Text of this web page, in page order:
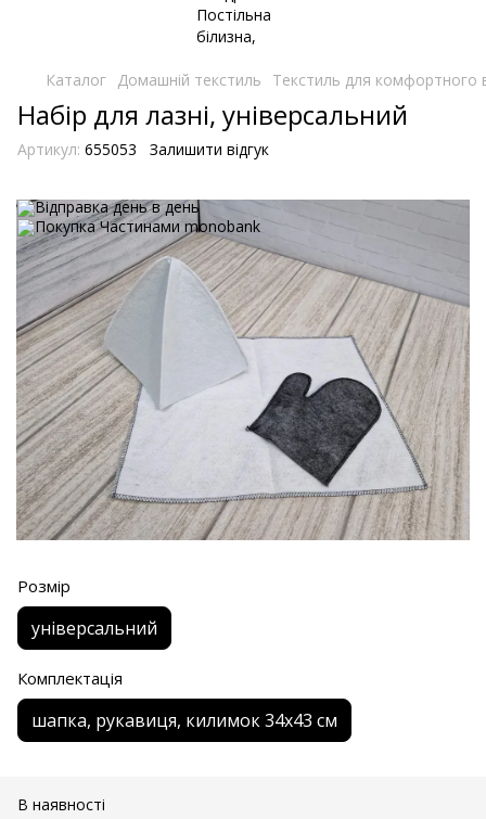
Каталог Домашній текстиль Текстиль для комфортного
Набір для лазні, універсальний
Артикул: 655053 Залишити відгук
Розмір
універсальний
Комплектація
шапка, рукавиця, килимок 34х43 см
В наявності